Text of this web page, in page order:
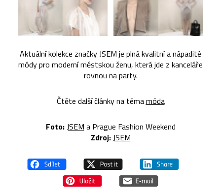
Aktuální kolekce značky JSEM je plná kvalitní a nápadité
módy pro moderní městskou ženu, která jde z kanceláře
rovnou na party.
Čtěte další články na témamóda
Foto:JSEM a Prague Fashion Weekend
Zdroj:JSEM